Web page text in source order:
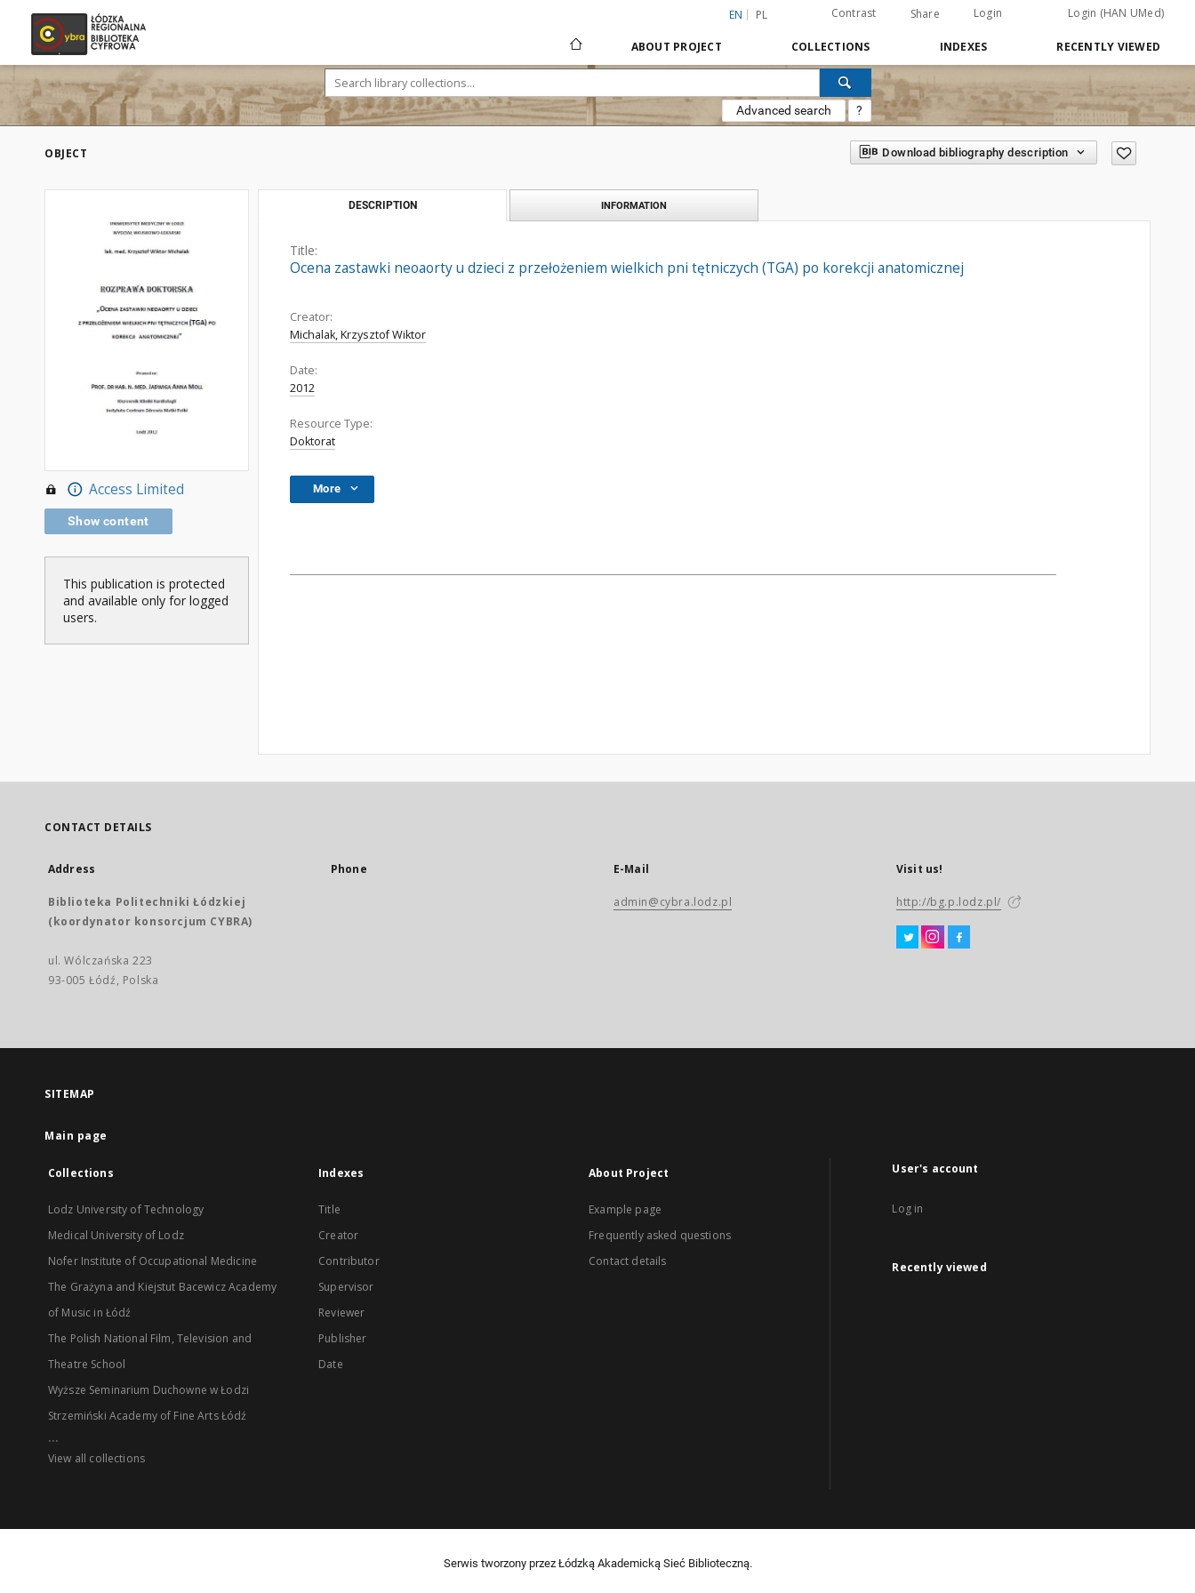
EN PL Contrast Share Login Login (HAN UMed)
ABOUT PROJECT COLLECTIONS INDEXES RECENTLY VIEWED
Advanced search ?
OBJECT Download bibliography description
Access Limited
Show content
This publication is protected
and available only for logged
users.
DESCRIPTION INFORMATION
Title:
Ocena zastawki neoaorty u dzieci z przełożeniem wielkich pni tętniczych (TGA) po korekcji anatomicznej
Creator:
Michalak, Krzysztof Wiktor
Date:
2012
Resource Type:
Doktorat
More
CONTACT DETAILS
Address
Biblioteka Politechniki Łódzkiej
(koordynator konsorcjum CYBRA)
ul. Wólczańska 223
93-005 Łódź, Polska
Phone E-Mail
admin@cybra.lodz.pl
Visit us!
http://bg.p.lodz.pl/
SITEMAP
Main page
Collections
Lodz University of Technology
Medical University of Lodz
Nofer Institute of Occupational Medicine
The Grażyna and Kiejstut Bacewicz Academy
of Music in Łódź
The Polish National Film, Television and
Theatre School
Wyższe Seminarium Duchowne w Łodzi
Strzemiński Academy of Fine Arts Łódź
...
View all collections
Indexes
Title
Creator
Contributor
Supervisor
Reviewer
Publisher
Date
About Project
Example page
Frequently asked questions
Contact details
User's account
Log in
Recently viewed
Serwis tworzony przez Łódzką Akademicką Sieć Biblioteczną.